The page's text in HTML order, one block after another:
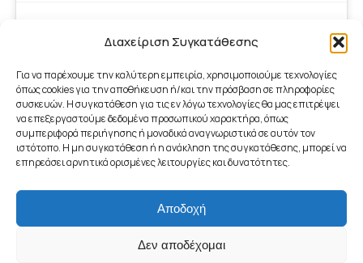
Διαχείριση Συγκατάθεσης
Για να παρέχουμε την καλύτερη εμπειρία, χρησιμοποιούμε τεχνολογίες
όπως cookies για την αποθήκευση ή/και την πρόσβαση σε πληροφορίες
συσκευών. Η συγκατάθεση για τις εν λόγω τεχνολογίες θα μας επιτρέψει
να επεξεργαστούμε δεδομένα προσωπικού χαρακτήρα, όπως
συμπεριφορά περιήγησης ή μοναδικά αναγνωριστικά σε αυτόν τον
ιστότοπο. Η μη συγκατάθεση ή η ανάκληση της συγκατάθεσης, μπορεί να
επηρεάσει αρνητικά ορισμένες λειτουργίες και δυνατότητες.
Αποδοχή
Δεν αποδέχομαι
footer_menu
© 2026 - Γραφείο ΤΠΕ Δήμου Μαραθώνος | ICT Office of
Municipality of Marathon